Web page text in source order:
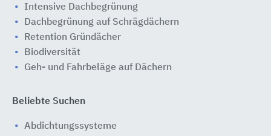
Intensive Dachbegrünung
Dachbegrünung auf Schrägdächern
Retention Gründächer
Biodiversität
Geh- und Fahrbeläge auf Dächern
Beliebte Suchen
Abdichtungssysteme